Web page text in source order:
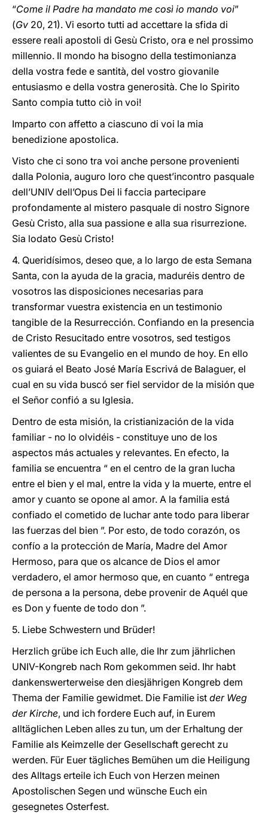
“Come il Padre ha mandato me così io mando voi”
(Gv 20, 21). Vi esorto tutti ad accettare la sfida di
essere reali apostoli di Gesù Cristo, ora e nel prossimo
millennio. Il mondo ha bisogno della testimonianza
della vostra fede e santità, del vostro giovanile
entusiasmo e della vostra generosità. Che lo Spirito
Santo compia tutto ciò in voi!
Imparto con affetto a ciascuno di voi la mia
benedizione apostolica.
Visto che ci sono tra voi anche persone provenienti
dalla Polonia, auguro loro che quest’incontro pasquale
dell’UNIV dell’Opus Dei li faccia partecipare
profondamente al mistero pasquale di nostro Signore
Gesù Cristo, alla sua passione e alla sua risurrezione.
Sia lodato Gesù Cristo!
4. Queridísimos, deseo que, a lo largo de esta Semana
Santa, con la ayuda de la gracia, maduréis dentro de
vosotros las disposiciones necesarias para
transformar vuestra existencia en un testimonio
tangible de la Resurrección. Confiando en la presencia
de Cristo Resucitado entre vosotros, sed testigos
valientes de su Evangelio en el mundo de hoy. En ello
os guiará el Beato José María Escrivá de Balaguer, el
cual en su vida buscó ser fiel servidor de la misión que
el Señor confió a su Iglesia.
Dentro de esta misión, la cristianización de la vida
familiar - no lo olvidéis - constituye uno de los
aspectos más actuales y relevantes. En efecto, la
familia se encuentra “ en el centro de la gran lucha
entre el bien y el mal, entre la vida y la muerte, entre el
amor y cuanto se opone al amor. A la familia está
confiado el cometido de luchar ante todo para liberar
las fuerzas del bien ”. Por esto, de todo corazón, os
confío a la protección de María, Madre del Amor
Hermoso, para que os alcance de Dios el amor
verdadero, el amor hermoso que, en cuanto “ entrega
de persona a la persona, debe provenir de Aquél que
es Don y fuente de todo don ”.
5. Liebe Schwestern und Brüder!
Herzlich grübe ich Euch alle, die Ihr zum jährlichen
UNIV-Kongreb nach Rom gekommen seid. Ihr habt
dankenswerterweise den diesjährigen Kongreb dem
Thema der Familie gewidmet. Die Familie ist der Weg
der Kirche, und ich fordere Euch auf, in Eurem
alltäglichen Leben alles zu tun, um der Erhaltung der
Familie als Keimzelle der Gesellschaft gerecht zu
werden. Für Euer tägliches Bemühen um die Heiligung
des Alltags erteile ich Euch von Herzen meinen
Apostolischen Segen und wünsche Euch ein
gesegnetes Osterfest.